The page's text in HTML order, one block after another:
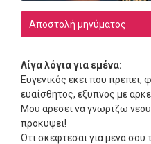
Αποστολή μηνύματος
Λίγα λόγια για εμένα:
Ευγενικός εκει που πρεπει,
ευαίσθητος, εξυπνος με
Μου αρεσει να γνωριζω
προκυψει!
Οτι σκεφτεσαι για μενα σου